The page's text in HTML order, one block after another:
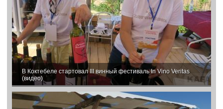
В Коктебеле стартовал III винный фестиваль In Vino Veritas
(видео)